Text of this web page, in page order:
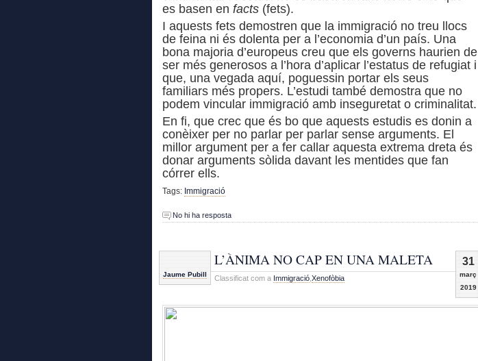
es basen en facts (fets).
I aquests fets demostren que la immigració no treu llocs
de feina ni és dolenta per a l’economia d’un país. Una
bona majoria d’europeus creu que els governs haurien de
ser més generosos a l’hora d’aplicar l’estatus de refugiat i
que, una vegada aquí, poguessin portar els seus
familiars més propers. L’estudi també demostra que no
podem vincular immigració amb inseguretat o criminalitat.
En fi, que crec que és bo que aquests estudis es donin a
conèixer per no parlar per parlar sense arguments. El
millor argument per a fer callar aquesta extrema dreta és
donar arguments sòlida davant les mentides que fan
córrer ells.
Tags: Immigració
No hi ha resposta
31
març
2019
Jaume Pubill
L’ÀNIMA NO CAP EN UNA MALETA
Classificat com a Immigració Xenofòbia